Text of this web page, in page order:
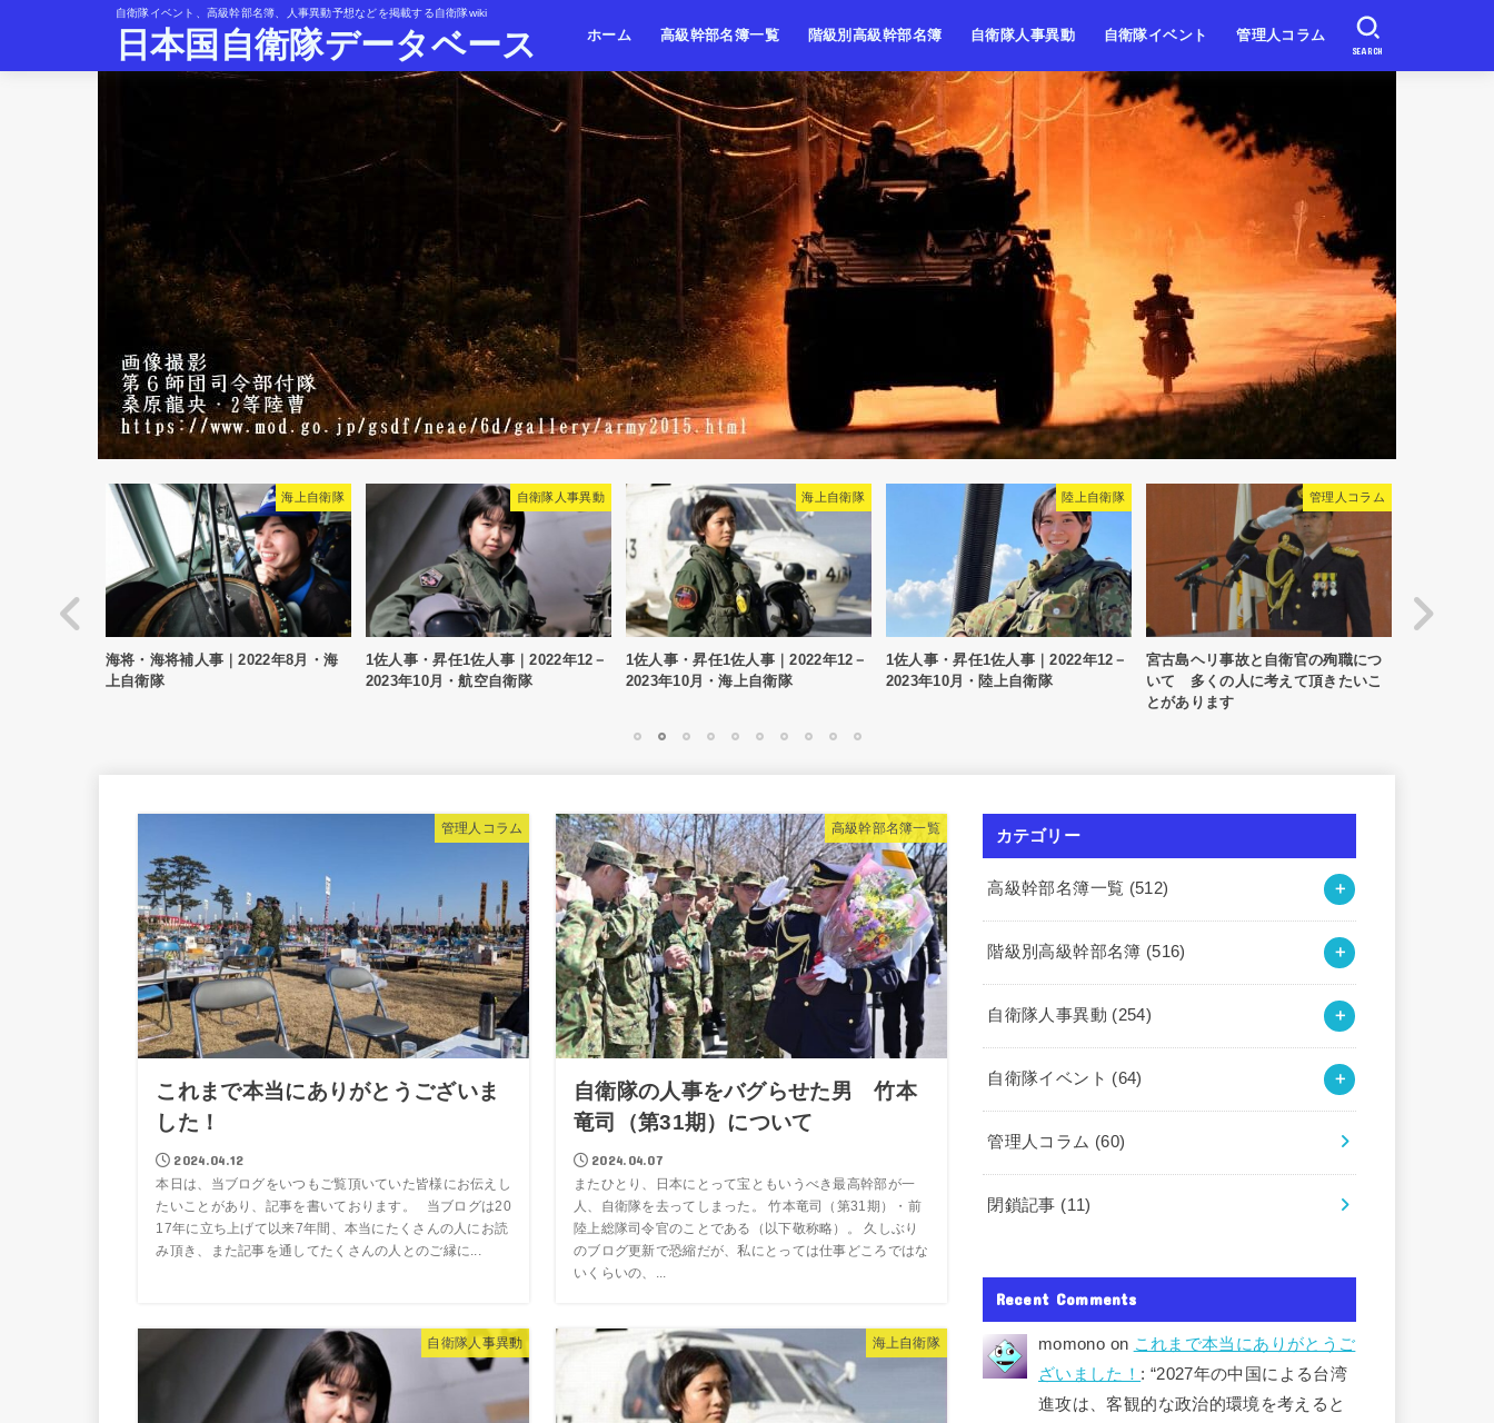
自衛隊イベント、高級幹部名簿、人事異動予想などを掲載する自衛隊wiki
日本国自衛隊データベース ホーム 高級幹部名簿一覧
陸上自衛隊
海上自衛隊
航空自衛隊
階級別高級幹部名簿
陸海空・将
陸海空・将補
陸海空・一佐
自衛隊人事異動
陸上自衛隊
海上自衛隊
航空自衛隊
自衛隊イベント
北海道・東北
関東・甲信越
東海・北陸
近畿
中国・四国
九州・沖縄
管理人コラム
SEARCH
海上自衛隊
将・海将補人事｜2022年8月・海
自衛隊人事異動
1佐人事・昇任1佐人事｜2022年12－
2023年10月・航空自衛隊
海上自衛隊
1佐人事・昇任1佐人事｜2022年12－
2023年10月・海上自衛隊
陸上自衛隊
1佐人事・昇任1佐人事｜2022年12－
2023年10月・陸上自衛隊
管理人コラム
宮古島ヘリ事故と自衛官の殉職につ
いて 多くの人に考えて頂きたいこ
【退役】堀江祐一（ほりえ
ち）｜第33期相当・北海道
管理人コラム
これまで本当にありがとうございま
した！
2024.04.12
本日は、当ブログをいつもご覧頂いていた皆様にお伝えし
たいことがあり、記事を書いております。 当ブログは20
17年に立ち上げて以来7年間、本当にたくさんの人にお読
み頂き、また記事を通してたくさんの人とのご縁に...
高級幹部名簿一覧
自衛隊の人事をバグらせた男 竹本
竜司（第31期）について
2024.04.07
またひとり、日本にとって宝ともいうべき最高幹部が一
人、自衛隊を去ってしまった。 竹本竜司（第31期）・前
陸上総隊司令官のことである（以下敬称略）。 久しぶり
のブログ更新で恐縮だが、私にとっては仕事どころではな
いくらいの、...
自衛隊人事異動 海上自衛隊
カテゴリー
高級幹部名簿一覧 (512)
階級別高級幹部名簿 (516)
自衛隊人事異動 (254)
自衛隊イベント (64)
管理人コラム (60)
閉鎖記事 (11)
Recent Comments
momono on これまで本当にありがとうご
ざいました！ : “2027年の中国による台湾
進攻は、客観的な政治的環境を考えると